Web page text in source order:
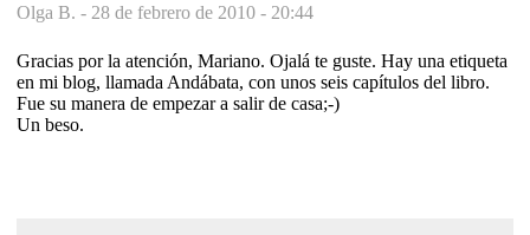
Olga B. - 28 de febrero de 2010 - 20:44
Gracias por la atención, Mariano. Ojalá te guste. Hay una etiqueta
en mi blog, llamada Andábata, con unos seis capítulos del libro.
Fue su manera de empezar a salir de casa;-)
Un beso.